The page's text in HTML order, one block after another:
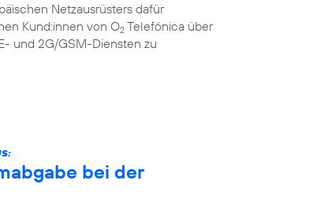
Netzausrüsters dafür
Kund:innen von O2 Telefónica über
und 2G/GSM-Diensten zu
bei der